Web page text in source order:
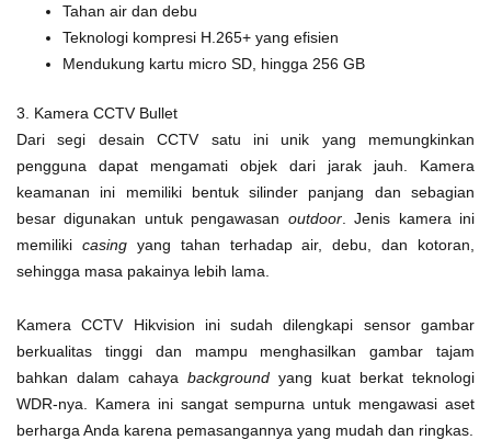
Tahan air dan debu
Teknologi kompresi H.265+ yang efisien
Mendukung kartu micro SD, hingga 256 GB
3. Kamera CCTV Bullet
Dari segi desain CCTV satu ini unik yang memungkinkan
pengguna dapat mengamati objek dari jarak jauh. Kamera
keamanan ini memiliki bentuk silinder panjang dan sebagian
besar digunakan untuk pengawasan outdoor. Jenis kamera ini
memiliki casingyang tahan terhadap air, debu, dan kotoran,
sehingga masa pakainya lebih lama.
Kamera CCTV Hikvision ini sudah dilengkapi sensor gambar
berkualitas tinggi dan mampu menghasilkan gambar tajam
bahkan dalam cahaya background yang kuat berkat teknologi
WDR-nya. Kamera ini sangat sempurna untuk mengawasi aset
berharga Anda karena pemasangannya yang mudah dan ringkas.